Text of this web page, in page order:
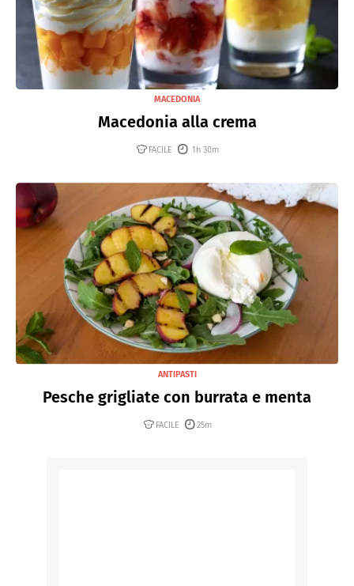
MACEDONIA
Macedonia alla crema
FACILE 1h 30m
ANTIPASTI
Pesche grigliate con burrata e menta
FACILE 25m